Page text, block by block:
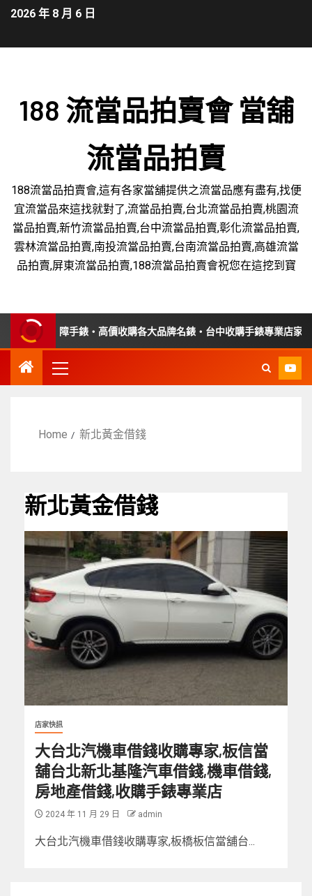
2026 年 8 月 6 日
188 流當品拍賣會 當舖
流當品拍賣
188流當品拍賣會,這有各家當舖提供之流當品應有盡有,找便
宜流當品來這找就對了,流當品拍賣,台北流當品拍賣,桃園流
當品拍賣,新竹流當品拍賣,台中流當品拍賣,彰化流當品拍賣,
雲林流當品拍賣,南投流當品拍賣,台南流當品拍賣,高雄流當
品拍賣,屏東流當品拍賣,188流當品拍賣會祝您在這挖到寶
收購故障手錶・高價收購各大品牌名錶・台中收購手錶專業店家・平
Home 新北黃金借錢
新北黃金借錢
店家快訊
大台北汽機車借錢收購專家,板信當
舖台北新北基隆汽車借錢,機車借錢,
房地產借錢,收購手錶專業店
2024 年 11 月 29 日 admin
大台北汽機車借錢收購專家,板橋板信當舖台...